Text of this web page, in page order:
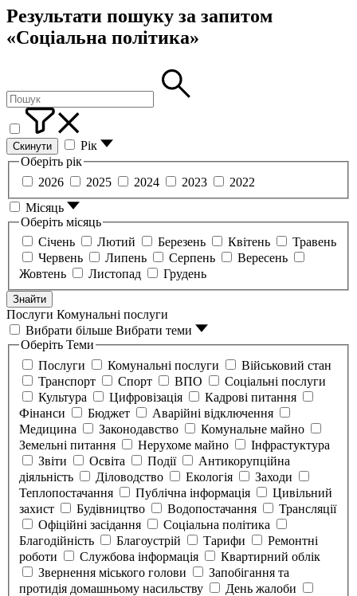
Результати пошуку за запитом
«Соціальна політика»
Скинути
Рік
Оберіть рік
2026
2025 2024 2023
2022
Місяць
Оберіть місяць
Січень
Лютий Березень Квітень
Травень
Червень
Липень Серпень
Вересень
Жовтень
Листопад Грудень
Знайти
Послуги Комунальні послуги
Вибрати більше Вибрати теми
Оберіть Теми
Послуги
Комунальні послуги
Військовий стан
Транспорт
Спорт ВПО
Соціальні послуги
Культура
Цифровізація
Кадрові питання
Фінанси
Бюджет
Аварійні відключення
Медицина
Законодавство
Комунальне майно
Земельні питання
Нерухоме майно
Інфрастуктура
Звіти
Освіта Події
Антикорупційна
діяльність
Діловодство Екологія
Заходи
Теплопостачання
Публічна інформація
Цивільний
захист
Будівництво Водопостачання
Трансляції
Офіційні засідання
Соціальна політика
Благодійність
Благоустрій Тарифи
Ремонтні
роботи
Службова інформація
Квартирний облік
Звернення міського голови
Запобігання та
протидія домашньому насильству
День жалоби